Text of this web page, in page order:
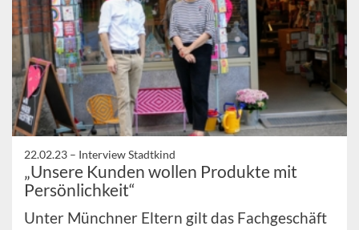
22.02.23 – Interview Stadtkind
„Unsere Kunden wollen Produkte mit
Persönlichkeit“
Unter Münchner Eltern gilt das Fachgeschäft